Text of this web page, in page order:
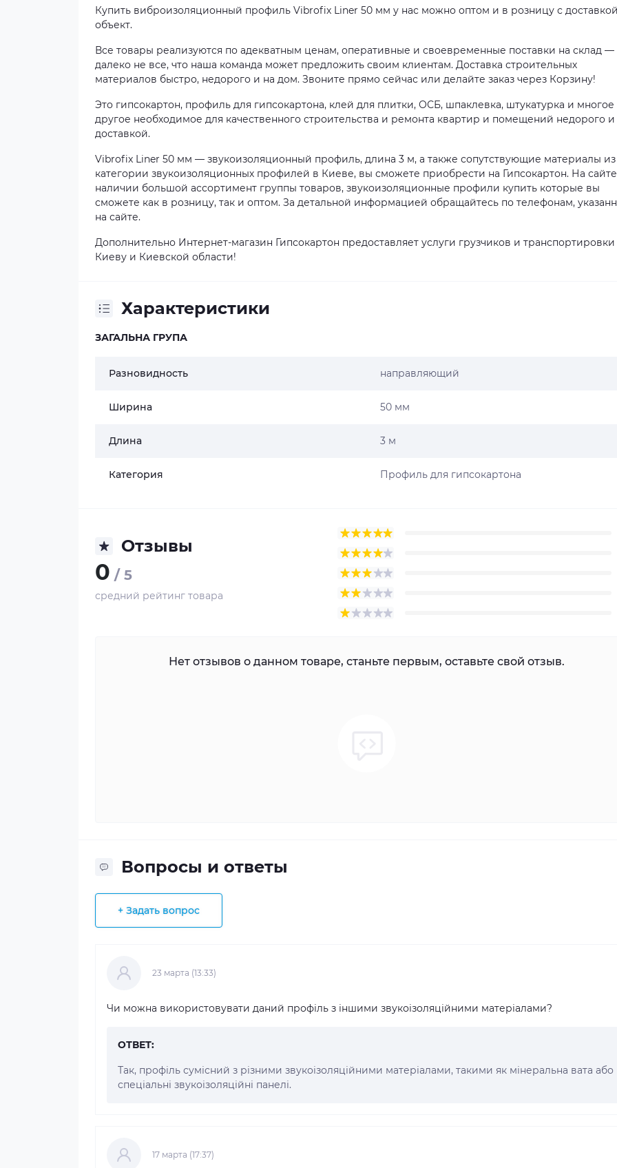
Купить виброизоляционный профиль Vibrofix Liner 50 мм у нас можно оптом и в розницу с
объект.
Все товары реализуются по адекватным ценам, оперативные и своевременные поставки на склад —
далеко не все, что наша команда может предложить своим клиентам. Доставка строительных
материалов быстро, недорого и на дом. Звоните прямо сейчас или делайте заказ через Корзину!
Это гипсокартон, профиль для гипсокартона, клей для плитки, ОСБ, шпаклевка, штукатурка и многое
другое необходимое для качественного строительства и ремонта квартир и помещений недорого и
доставкой.
Vibrofix Liner 50 мм — звукоизоляционный профиль, длина 3 м, а также сопутствующие материалы из
категории звукоизоляционных профилей в Киеве, вы сможете приобрести на Гипсокартон. На
наличии большой ассортимент группы товаров, звукоизоляционные профили купить которые вы
сможете как в розницу, так и оптом. За детальной информацией обращайтесь по телефонам,
на сайте.
Дополнительно Интернет-магазин Гипсокартон предоставляет услуги грузчиков и
Киеву и Киевской области!
Характеристики
ЗАГАЛЬНА ГРУПА
Разновидность направляющий
Ширина 50 мм
Длина 3 м
Категория Профиль для гипсокартона
Отзывы
0 / 5
средний рейтинг товара
Нет отзывов о данном товаре, станьте первым, оставьте свой отзыв.
Вопросы и ответы
+ Задать вопрос
23 марта (13:33)
Чи можна використовувати даний профіль з іншими звукоізоляційними матеріалами?
ОТВЕТ:
Так, профіль сумісний з різними звукоізоляційними матеріалами, такими як мінеральна вата або
спеціальні звукоізоляційні панелі.
17 марта (17:37)